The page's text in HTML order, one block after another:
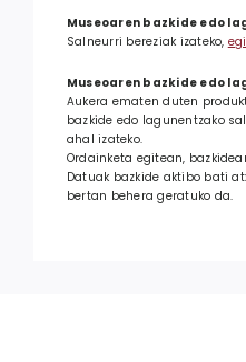
Museoaren bazkide edo
Salneurri bereziak izateko,
Museoaren bazkide edo
Aukera ematen duten
bazkide edo lagunentzako
ahal izateko.
Ordainketa egitean,
Datuak bazkide aktibo bati
bertan behera geratuko da.